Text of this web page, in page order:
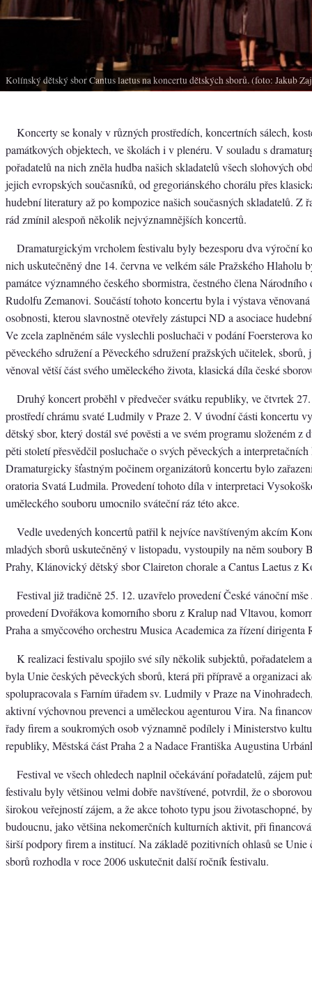
Kolínský dětský sbor Cantus laetus na koncertu dětských sborů. (foto: Jakub
Koncerty se konaly v různých prostředích, koncertních sálech,
památkových objektech, ve školách i v plenéru. V souladu s
pořadatelů na nich zněla hudba našich skladatelů všech slohových
jejich evropských současníků, od gregoriánského chorálu přes
hudební literatury až po kompozice našich současných skladatelů. Z
rád zmínil alespoň několik nejvýznamnějších koncertů.
Dramaturgickým vrcholem festivalu byly bezesporu dva výroční
nich uskutečněný dne 14. června ve velkém sále Pražského Hlaholu
památce významného českého sbormistra, čestného člena Národního
Rudolfu Zemanovi. Součástí tohoto koncertu byla i výstava
osobnosti, kterou slavnostně otevřely zástupci ND a asociace
Ve zcela zaplněném sále vyslechli posluchači v podání Foersterova
pěveckého sdružení a Pěveckého sdružení pražských učitelek,
věnoval větší část svého uměleckého života, klasická díla české
Druhý koncert proběhl v předvečer svátku republiky, ve čtvrtek
prostředí chrámu svaté Ludmily v Praze 2. V úvodní části koncertu
dětský sbor, který dostál své pověsti a ve svém programu složeném z
pěti století přesvědčil posluchače o svých pěveckých a
Dramaturgicky šťastným počinem organizátorů koncertu bylo
oratoria Svatá Ludmila. Provedení tohoto díla v interpretaci
uměleckého souboru umocnilo sváteční ráz této akce.
Vedle uvedených koncertů patřil k nejvíce navštíveným akcím
mladých sborů uskutečněný v listopadu, vystoupily na něm soubory
Prahy, Klánovický dětský sbor Claireton chorale a Cantus Laetus z
Festival již tradičně 25. 12. uzavřelo provedení České vánoční
provedení Dvořákova komorního sboru z Kralup nad Vltavou,
Praha a smyčcového orchestru Musica Academica za řízení dirigenta
K realizaci festivalu spojilo své síly několik subjektů, pořadatelem
byla Unie českých pěveckých sborů, která při přípravě a organizaci
spolupracovala s Farním úřadem sv. Ludmily v Praze na
aktivní výchovnou prevenci a uměleckou agenturou Vira. Na
řady firem a soukromých osob významně podílely i Ministerstvo
republiky, Městská část Praha 2 a Nadace Františka Augustina
Festival ve všech ohledech naplnil očekávání pořadatelů, zájem
festivalu byly většinou velmi dobře navštívené, potvrdil, že o
širokou veřejností zájem, a že akce tohoto typu jsou životaschopné,
budoucnu, jako většina nekomerčních kulturních aktivit, při
širší podpory firem a institucí. Na základě pozitivních ohlasů se Unie
sborů rozhodla v roce 2006 uskutečnit další ročník festivalu.